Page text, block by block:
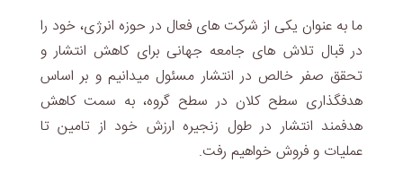
ما به عنوان یکی از شرکت های فعال در حوزه انرژی، خود را
در قبال تلاش های جامعه جهانی برای کاهش انتشار و
تحقق صفر خالص در انتشار مسئول میدانیم و بر اساس
هدفگذاری سطح کلان در سطح گروه، به سمت کاهش
هدفمند انتشار در طول زنجیره ارزش خود از تامین تا
عملیات و فروش خواهیم رفت.